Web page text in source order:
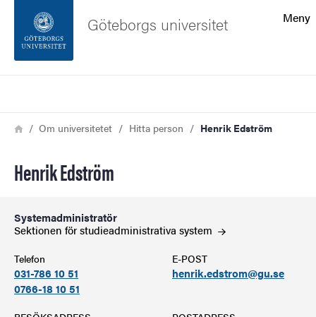
Sidfoten
Meny
Göteborgs universitet
Länkstig
HemOm universitetet Hitta person Henrik Edström
Henrik Edström
Systemadministratör
Sektionen för studieadministrativa system
Telefon
031-786 10 51
0766-18 10 51
E-POST
henrik.edstrom@gu.se